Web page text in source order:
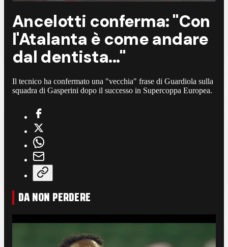
Ancelotti conferma: "Con
l'Atalanta è come andare
dal dentista..."
Il tecnico ha confermato una "vecchia" frase di Guardiola sulla
squadra di Gasperini dopo il successo in Supercoppa Europea.
DA NON PERDERE